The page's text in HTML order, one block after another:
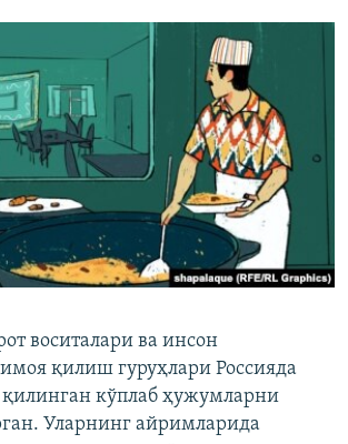
воситалари ва инсон
қилиш гуруҳлари Россияда
кўплаб ҳужумларни
Уларнинг айримларида